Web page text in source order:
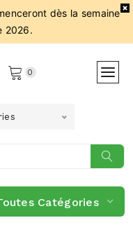
dès la semaine
2026.
0
Catégories